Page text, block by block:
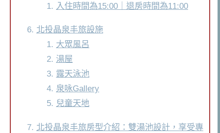
入住時間為15:00｜退房時間為11:00
北投晶泉丰旅設施
大眾風呂
湯屋
露天泳池
泉咏Gallery
兒童天地
北投晶泉丰旅房型介紹：雙湯池設計，享受專